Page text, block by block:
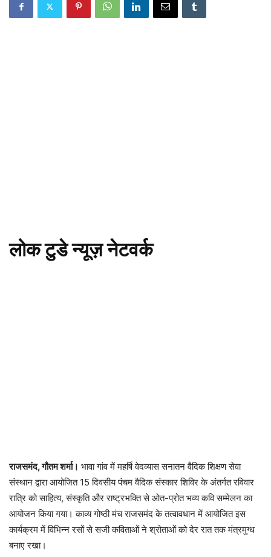
लोक टुडे न्यूज़ नेटवर्क
राजसमंद, गौतम शर्मा। भावा गांव में महर्षि वेदव्यास सनातन वैदिक शिक्षण सेवा
संस्थान द्वारा आयोजित 15 दिवसीय पंचम वैदिक संस्कार शिविर के अंतर्गत रविवार
रात्रि को साहित्य, संस्कृति और राष्ट्रभक्ति से ओत-प्रोत भव्य कवि सम्मेलन का
आयोजन किया गया। काव्य गोष्ठी मंच राजसमंद के तत्वावधान में आयोजित इस
कार्यक्रम में विभिन्न रसों से सजी कविताओं ने श्रोताओं को देर रात तक मंत्रमुग्ध
बनाए रखा।